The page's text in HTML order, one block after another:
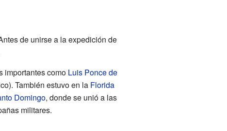
de unirse a la expedición de
importantes como Luis Ponce de
También estuvo en la Florida
Domingo, donde se unió a las
militares.